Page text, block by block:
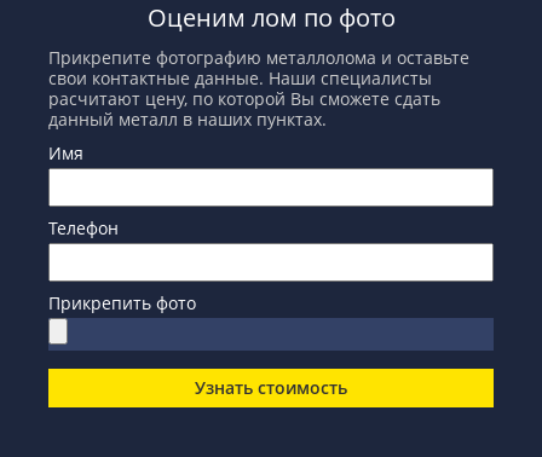
Оценим лом по фото
Прикрепите фотографию металлолома и оставьте
свои контактные данные. Наши специалисты
расчитают цену, по которой Вы сможете сдать
данный металл в наших пунктах.
Имя
Телефон
Прикрепить фото
Узнать стоимость